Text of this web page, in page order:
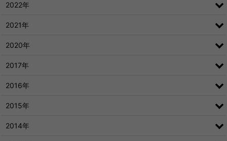
2022年
2021年
2020年
2017年
2016年
2015年
2014年